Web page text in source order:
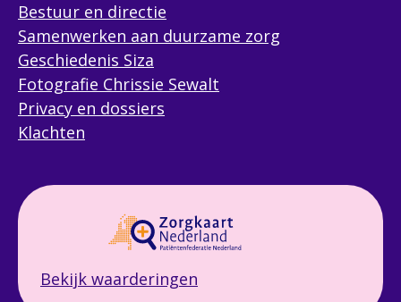
Bestuur en directie
Samenwerken aan duurzame zorg
Geschiedenis Siza
Fotografie Chrissie Sewalt
Privacy en dossiers
Klachten
Bekijk waarderingen